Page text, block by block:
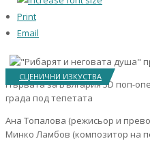
Print
Email
СЦЕНИЧНИ ИЗКУСТВА
Първата за България 3D поп-
града под тепетата
Ана Топалова (режисьор и
Минко Ламбов (композитор на